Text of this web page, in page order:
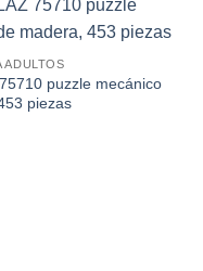
ADULTOS
puzzle mecánico
piezas